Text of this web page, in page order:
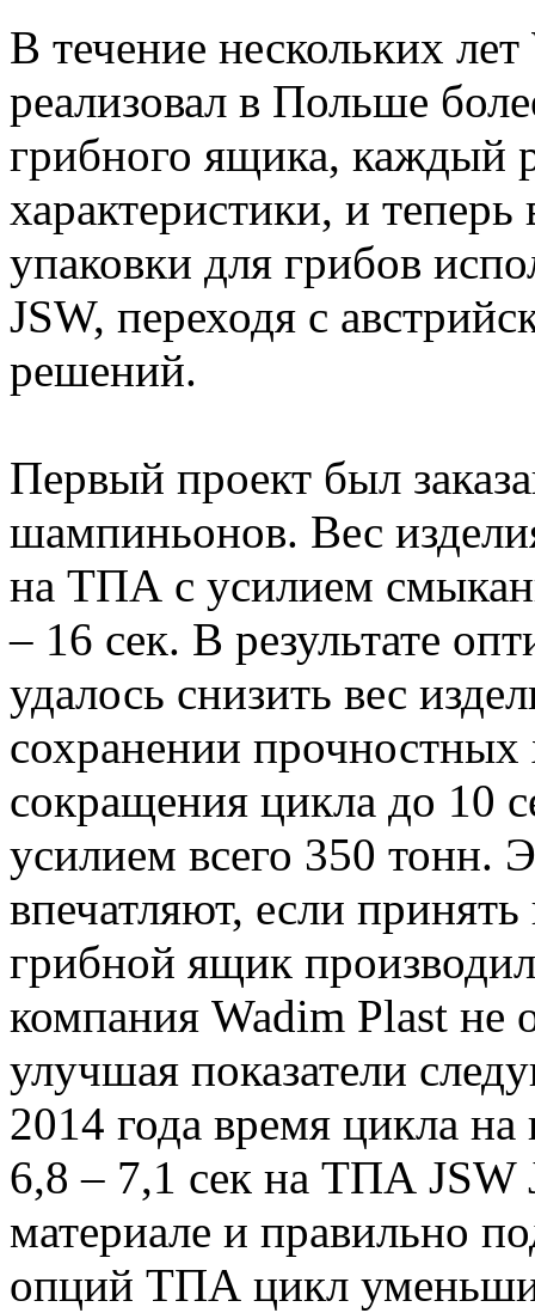
В течение нескольких
реализовал в Польше
грибного ящика, каждый
характеристики, и
упаковки для грибов
JSW, переходя с
решений.
Первый проект был
шампиньонов. Вес
на ТПА с усилием
– 16 сек. В результате
удалось снизить вес
сохранении прочностных
сокращения цикла до 10
усилием всего 350
впечатляют, если
грибной ящик
компания Wadim Plast не
улучшая показатели
2014 года время цикла на
6,8 – 7,1 сек на ТПА JSW
материале и правильно
опций ТПА цикл